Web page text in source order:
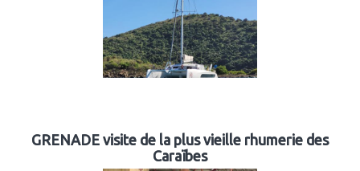
GRENADE visite de la plus vieille rhumerie des
Caraïbes